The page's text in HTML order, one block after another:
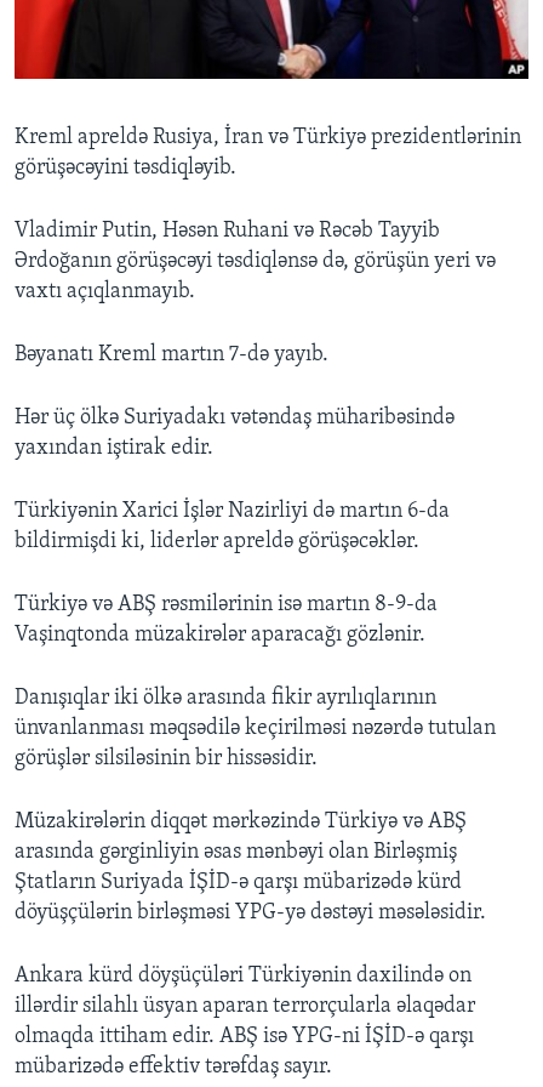
BIZI IZLƏYIN
Dillər
Kreml apreldə Rusiya, İran və Türkiyə prezidentlərinin
görüşəcəyini təsdiqləyib.
Vladimir Putin, Həsən Ruhani və Rəcəb Tayyib
Ərdoğanın görüşəcəyi təsdiqlənsə də, görüşün yeri və
vaxtı açıqlanmayıb.
Bəyanatı Kreml martın 7-də yayıb.
Hər üç ölkə Suriyadakı vətəndaş müharibəsində
yaxından iştirak edir.
Türkiyənin Xarici İşlər Nazirliyi də martın 6-da
bildirmişdi ki, liderlər apreldə görüşəcəklər.
Türkiyə və ABŞ rəsmilərinin isə martın 8-9-da
Vaşinqtonda müzakirələr aparacağı gözlənir.
Danışıqlar iki ölkə arasında fikir ayrılıqlarının
ünvanlanması məqsədilə keçirilməsi nəzərdə tutulan
görüşlər silsiləsinin bir hissəsidir.
Müzakirələrin diqqət mərkəzində Türkiyə və ABŞ
arasında gərginliyin əsas mənbəyi olan Birləşmiş
Ştatların Suriyada İŞİD-ə qarşı mübarizədə kürd
döyüşçülərin birləşməsi YPG-yə dəstəyi məsələsidir.
Ankara kürd döyşüçüləri Türkiyənin daxilində on
illərdir silahlı üsyan aparan terrorçularla əlaqədar
olmaqda ittiham edir. ABŞ isə YPG-ni İŞİD-ə qarşı
mübarizədə effektiv tərəfdaş sayır.